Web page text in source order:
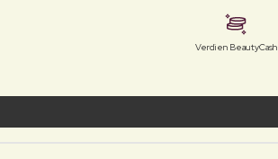
Verdien BeautyCash